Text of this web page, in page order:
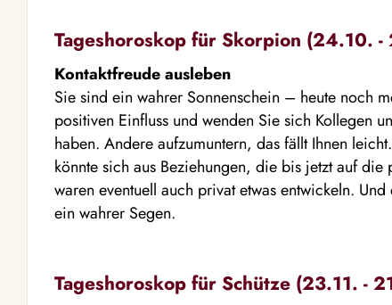
Tageshoroskop für Skorpion (24.10. -
Kontaktfreude ausleben
Sie sind ein wahrer Sonnenschein – heute noch
positiven Einfluss und wenden Sie sich Kollegen
haben. Andere aufzumuntern, das fällt Ihnen
könnte sich aus Beziehungen, die bis jetzt auf die
waren eventuell auch privat etwas entwickeln.
ein wahrer Segen.
Tageshoroskop für Schütze (23.11. -